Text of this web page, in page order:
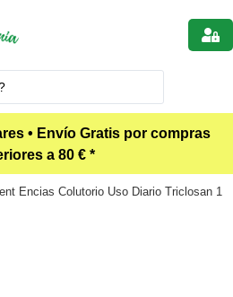
• Envío Gratis por compras
a 80 € *
Encias Colutorio Uso Diario Triclosan 1